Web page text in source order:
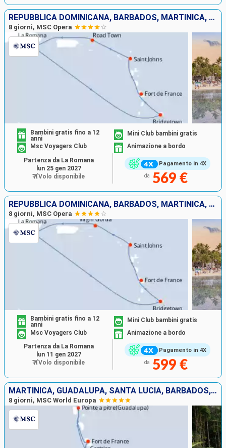
REPUBBLICA DOMINICANA, BARBADOS, MARTINICA, ANTIGUA E BARBUDA, TORTOLA
8 giorni, MSC Opera
Pagamento in 4X
Bambini gratis fino a 12
anni
Mini Club bambini gratis
Msc Voyagers Club
Animazione a bordo
da 569 €
Partenza da La Romana
lun 25 gen 2027
Volo disponibile
REPUBBLICA DOMINICANA, BARBADOS, MARTINICA, ANTIGUA E BARBUDA, VIRGIN GORDA
8 giorni, MSC Opera
Pagamento in 4X
Bambini gratis fino a 12
anni
Mini Club bambini gratis
Msc Voyagers Club
Animazione a bordo
da 599 €
Partenza da La Romana
lun 11 gen 2027
Volo disponibile
MARTINICA, GUADALUPA, SANTA LUCIA, BARBADOS, SAINT-VINCENT E LE GRENADINE, GRENADA
8 giorni, MSC World Europa